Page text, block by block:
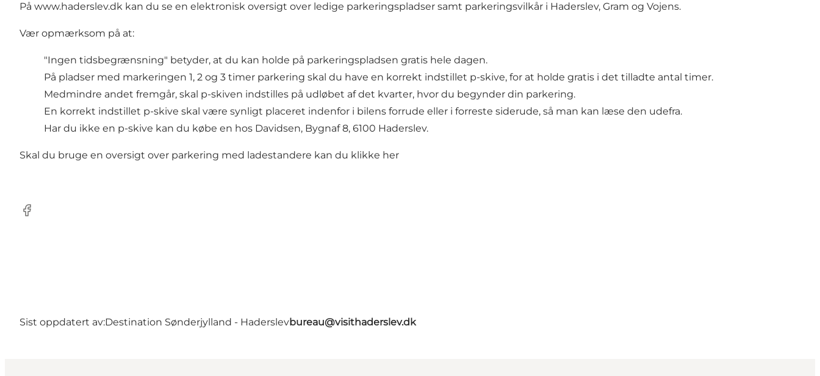
På www.haderslev.dk kan du se en elektronisk oversigt over ledige parkeringspladser samt parkeringsvilkår i Haderslev, Gram og Vojens.
Vær opmærksom på at:
"Ingen tidsbegrænsning" betyder, at du kan holde på parkeringspladsen gratis hele dagen.
På pladser med markeringen 1, 2 og 3 timer parkering skal du have en korrekt indstillet p-skive, for at holde gratis i det tilladte antal timer.
Medmindre andet fremgår, skal p-skiven indstilles på udløbet af det kvarter, hvor du begynder din parkering.
En korrekt indstillet p-skive skal være synligt placeret indenfor i bilens forrude eller i forreste siderude, så man kan læse den udefra.
Har du ikke en p-skive kan du købe en hos Davidsen, Bygnaf 8, 6100 Haderslev.
Skal du bruge en oversigt over parkering med ladestandere kan du klikke her
Facebook
Sist oppdatert av:Destination Sønderjylland - Haderslevbureau@visithaderslev.dk